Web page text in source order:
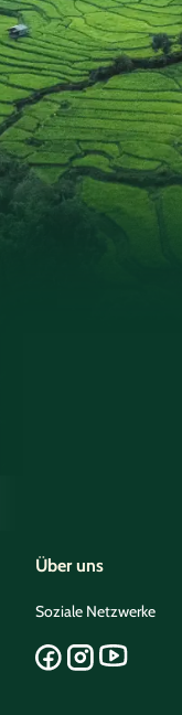
Über uns
Soziale Netzwerke